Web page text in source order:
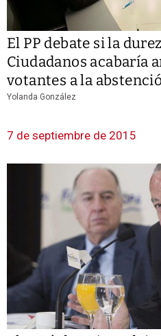
El PP debate si la
Ciudadanos acabaría
votantes a la
Yolanda González
7 de septiembre de 2015